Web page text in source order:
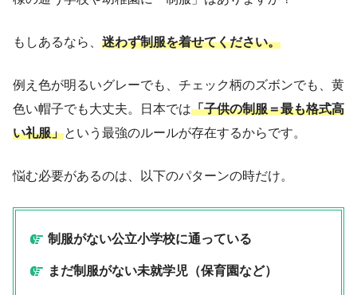
もしあるなら、 迷わず制服を着せてください。
例え色が明るいグレーでも、チェック柄のズボンでも、黄
色い帽子でも大丈夫。日本では「子供の制服＝最も格式高
い礼服」という最強のルールが存在するからです。
悩む必要があるのは、以下のパターンの時だけ。
制服がない公立小学校に通っている
まだ制服がない未就学児（保育園など）